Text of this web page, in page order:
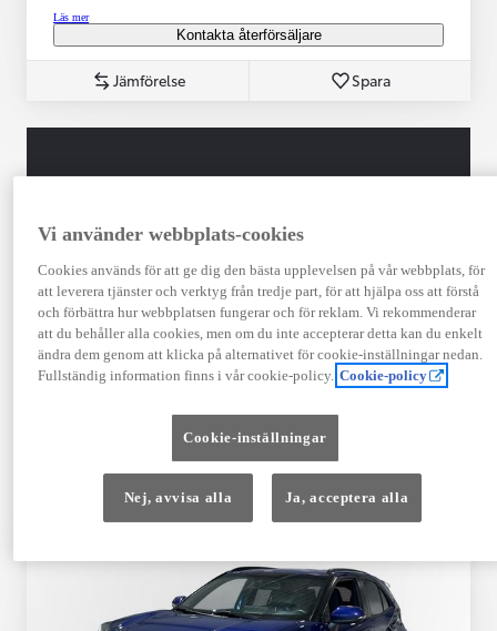
Läs mer
Kontakta återförsäljare
Jämförelse Spara
TOYOTA APPROVED
USED
Garanti upp till 10 år eller 20 000 mil – i
kombination med Toyota Relax
12 månaders vägassistans
Vi använder webbplats-cookies
Cookies används för att ge dig den bästa upplevelsen på vår webbplats, för
att leverera tjänster och verktyg från tredje part, för att hjälpa oss att förstå
och förbättra hur webbplatsen fungerar och för reklam. Vi rekommenderar
att du behåller alla cookies, men om du inte accepterar detta kan du enkelt
ändra dem genom att klicka på alternativet för cookie-inställningar nedan.
Fullständig information finns i vår cookie-policy. Cookie-policy
Cookie-inställningar
Nej, avvisa alla Ja, acceptera alla